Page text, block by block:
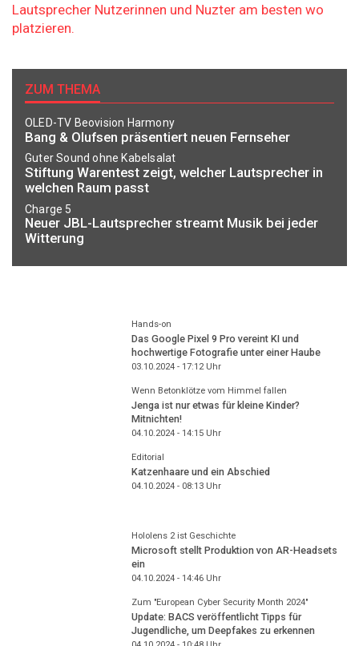
Lautsprecher Nutzerinnen und Nuzter am besten wo
platzieren.
ZUM THEMA
OLED-TV Beovision Harmony
Bang & Olufsen präsentiert neuen Fernseher
Guter Sound ohne Kabelsalat
Stiftung Warentest zeigt, welcher Lautsprecher in
welchen Raum passt
Charge 5
Neuer JBL-Lautsprecher streamt Musik bei jeder
Witterung
Hands-on
Das Google Pixel 9 Pro vereint KI und
hochwertige Fotografie unter einer Haube
03.10.2024 - 17:12Uhr
Wenn Betonklötze vom Himmel fallen
Jenga ist nur etwas für kleine Kinder?
Mitnichten!
04.10.2024 - 14:15Uhr
Editorial
Katzenhaare und ein Abschied
04.10.2024 - 08:13Uhr
Hololens 2 ist Geschichte
Microsoft stellt Produktion von AR-Headsets
ein
04.10.2024 - 14:46Uhr
Zum "European Cyber Security Month 2024"
Update: BACS veröffentlicht Tipps für
Jugendliche, um Deepfakes zu erkennen